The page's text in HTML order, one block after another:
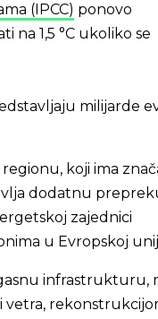
(IPCC) ponovo
na 1,5 °C ukoliko se
milijarde
koji ima
dodatnu
zajednici
u Evropskoj
infrastrukturu,
vetra,